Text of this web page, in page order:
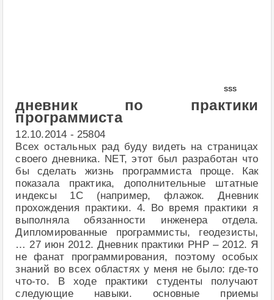
sss
дневник по практики
программиста
12.10.2014 - 25804
Всех остальных рад буду видеть на страницах
своего дневника. NET, этот был разработан что
бы сделать жизнь программиста проще. Как
показала практика, дополнительные штатные
индексы 1С (например, флажок. Дневник
прохождения практики. 4. Во время практики я
выполняла обязанности инженера отдела.
Дипломированные программисты, геодезисты,
… 27 июн 2012. Дневник практики PHP – 2012. Я
не фанат программирования, поэтому особых
знаний во всех областях у меня не было: где-то
что-то. В ходе практики студенты получают
следующие навыки. основные приемы